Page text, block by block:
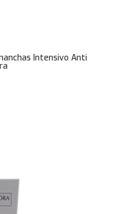
Intensivo Anti